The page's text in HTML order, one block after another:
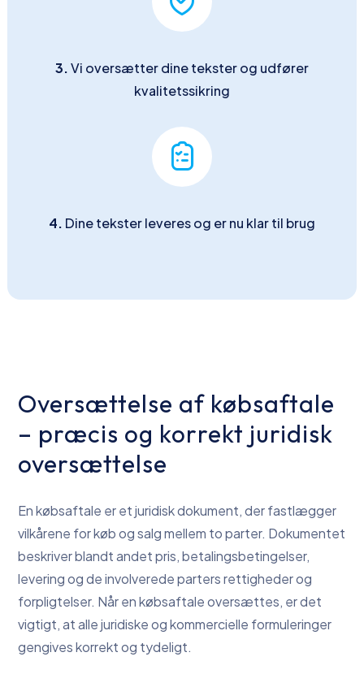
3.Vi oversætter dine tekster og udfører
kvalitetssikring
4. Dine tekster leveres og er nu klar til brug
Oversættelse af købsaftale
– præcis og korrekt juridisk
oversættelse
En købsaftale er et juridisk dokument, der fastlægger
vilkårene for køb og salg mellem to parter. Dokumentet
beskriver blandt andet pris, betalingsbetingelser,
levering og de involverede parters rettigheder og
forpligtelser. Når en købsaftale oversættes, er det
vigtigt, at alle juridiske og kommercielle formuleringer
gengives korrekt og tydeligt.